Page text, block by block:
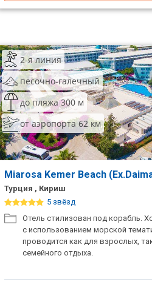
2-я линия
песочно-галечный
до пляжа 300 м
от аэропорта 62 км
Miarosa Kemer Beach
Турция , Кириш
5 звёзд
Отель стилизован под корабль.
с использованием морской
проводится как для взрослых,
семейного отдыха.